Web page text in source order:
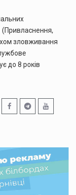
(Привласнення,
зловживання
до 8 років